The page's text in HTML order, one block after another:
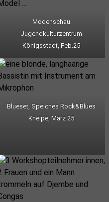
Modenschau
Jugendkulturzentrum
Königsstadt, Feb.25
Blueset, Speiches Rock&Blues
Kneipe, März 25